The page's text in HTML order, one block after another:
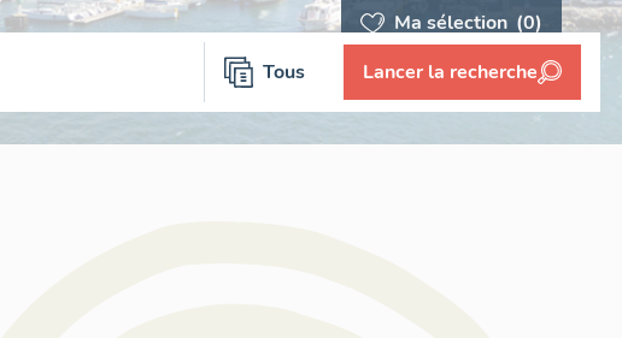
Ma sélection (0)
Tous Lancer la recherche